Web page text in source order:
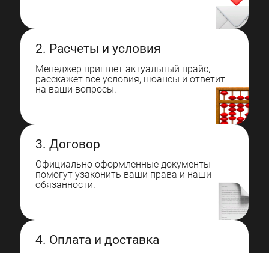
2. Расчеты и условия
Менеджер пришлет актуальный прайс,
расскажет все условия, нюансы и ответит
на ваши вопросы.
3. Договор
Официально оформленные документы
помогут узаконить ваши права и наши
обязанности.
4. Оплата и доставка